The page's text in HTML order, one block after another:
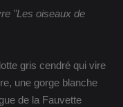
"Les oiseaux de
gris cendré qui vire
une gorge blanche
de la Fauvette